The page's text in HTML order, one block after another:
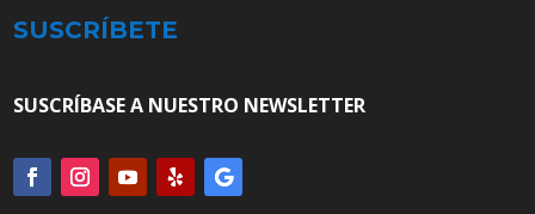
SUSCRÍBETE
SUSCRÍBASE A NUESTRO NEWSLETTER